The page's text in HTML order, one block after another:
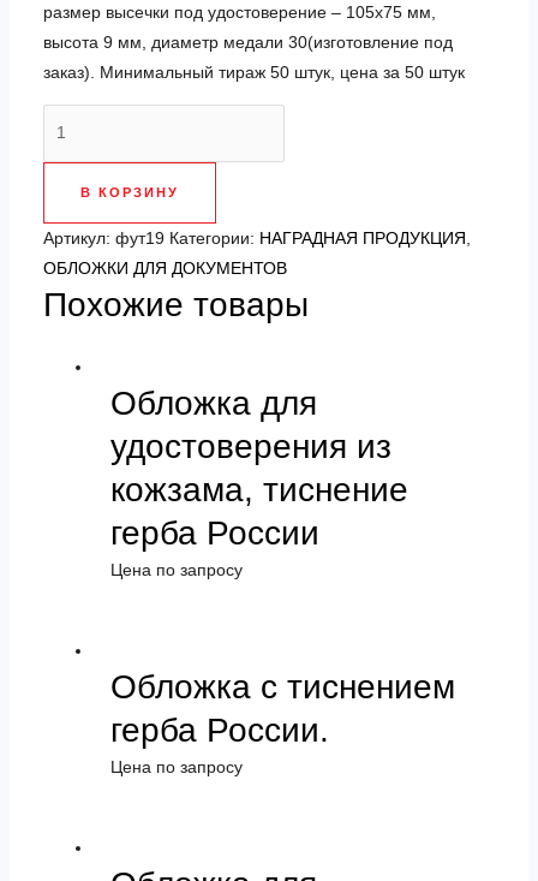
размер высечки под удостоверение – 105х75 мм,
высота 9 мм, диаметр медали 30(изготовление под
заказ). Минимальный тираж 50 штук, цена за 50 штук
под
удостоверение
и
В КОРЗИНУ
Артикул: фут19 Категории: НАГРАДНАЯ ПРОДУКЦИЯ
ОБЛОЖКИ ДЛЯ ДОКУМЕНТОВ
Похожие товары
Обложка для
удостоверения из
кожзама, тиснение
герба России
Цена по запросу
Обложка с тиснением
герба России.
Цена по запросу